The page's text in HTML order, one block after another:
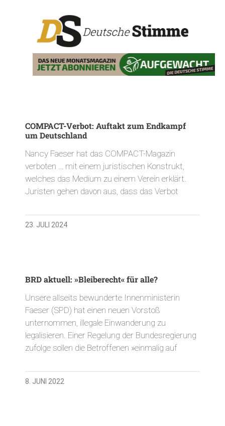
COMPACT-Verbot: Auftakt zum Endkampf
um Deutschland
Nancy Faeser hat das COMPACT-Magazin
verboten … mit einem juristischen Konstrukt,
welches das Medium zu einem Verein erklärt.
Juristen gehen davon aus, dass das Verbot
23. JULI 2024
BRD aktuell: »Bleiberecht« für alle?
Unsere allseits bewunderte Innenministerin
Faeser (SPD) hat einen neuen Vorstoß
unternommen, illegale Einwanderung zu
legalisieren. Einer Regelung der Bundesregierung
zufolge sollen die Betroffenen »einmalig auf
8. JUNI 2022